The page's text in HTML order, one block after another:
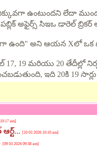
ఉంటుందని లేదా
అఫైర్స్ సిఇఒ డారెల్ బ్రికర్
ఉంది" అని ఆయన Xలో ఒక
17, 19 మరియు 20 తేదీల్లో
ఇది 20కి 19
am]
[10 03 2026 10:10 am]
[09 03 2026 09:38 am]